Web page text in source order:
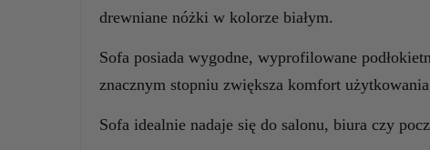
drewniane nóżki w kolorze białym.
Sofa posiada wygodne, wyprofilowane
znacznym stopniu zwiększa komfort
Sofa idealnie nadaje się do salonu, biura czy